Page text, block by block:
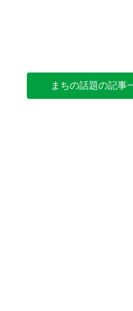
まちの話題の記事